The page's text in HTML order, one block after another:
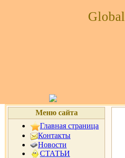
Меню сайта
Главная страница
Контакты
Новости
СТАТЬИ